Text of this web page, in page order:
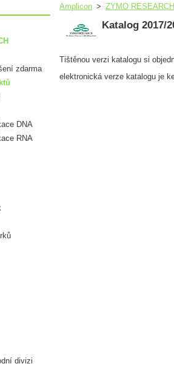
Amplicon > ZYMO RESEARCH
Katalog 2017/
Tištěnou verzi katalogu si
elektronická verze katalogu je
zdarma
DNA
RNA
divizi